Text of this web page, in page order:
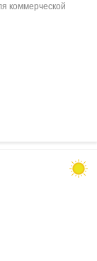
коммерческой